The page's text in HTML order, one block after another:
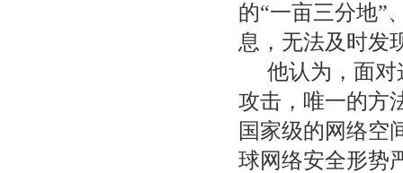
的“一亩三分地”
息，无法及时发
他认为，面
攻击，唯一的方
国家级的网络
球网络安全形势